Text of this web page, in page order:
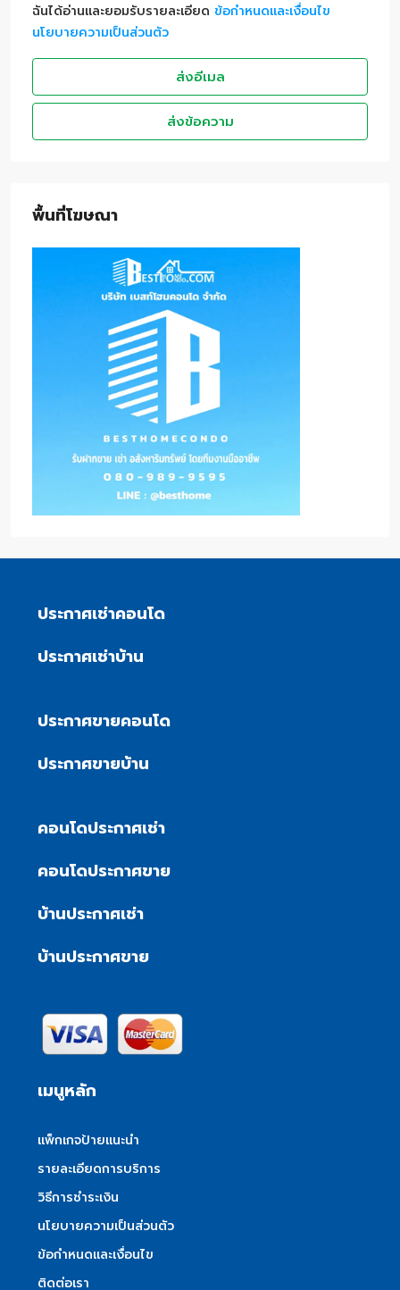
ฉันได้อ่านและยอมรับรายละเอียด ข้อกำหนดและเงื่อนไข
นโยบายความเป็นส่วนตัว
ส่งอีเมล
ส่งข้อความ
พื้นที่โฆษณา
ประกาศเช่าคอนโด
ประกาศเช่าบ้าน
ประกาศขายคอนโด
ประกาศขายบ้าน
คอนโดประกาศเช่า
คอนโดประกาศขาย
บ้านประกาศเช่า
บ้านประกาศขาย
เมนูหลัก
แพ็กเกจป้ายแนะนำ
รายละเอียดการบริการ
วิธีการชำระเงิน
นโยบายความเป็นส่วนตัว
ข้อกำหนดและเงื่อนไข
ติดต่อเรา